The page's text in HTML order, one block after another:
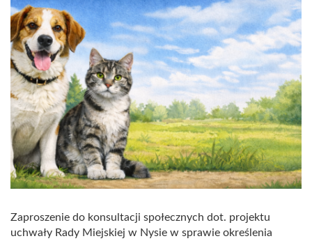
Zaproszenie do konsultacji społecznych dot. projektu
uchwały Rady Miejskiej w Nysie w sprawie określenia